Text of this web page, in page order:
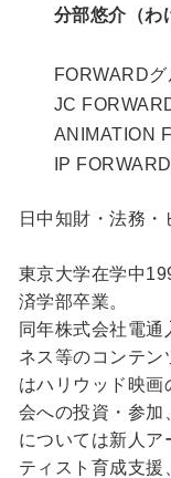
分部悠介（わ
FORWARD
JC
ANIMATION
IP
日中知財・法務
東京大学在学中
済学部卒業。
同年株式会社電
ネス等のコンテン
はハリウッド映画
会への投資・参加
については新人ア
ティスト育成支援